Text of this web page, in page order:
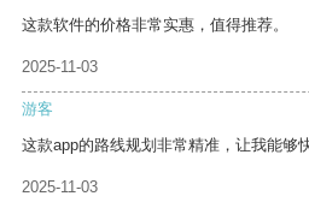
这款软件的价格非常实惠，值得推荐。
2025-11-03
游客
这款app的路线规划非常精准，让我能够
2025-11-03